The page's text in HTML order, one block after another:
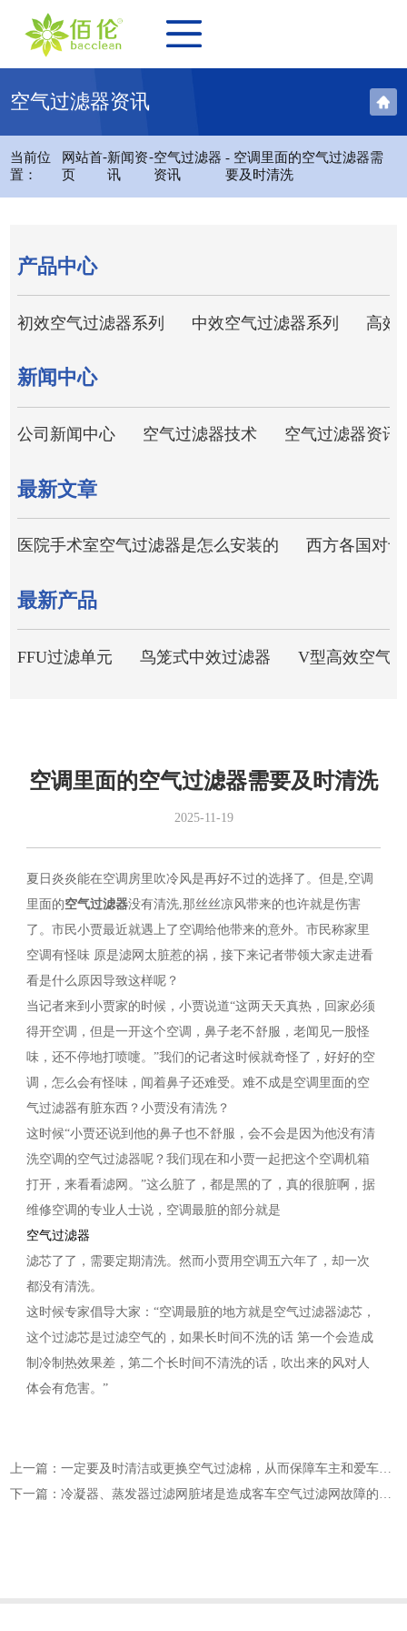
空气过滤器资讯
当前位
置：
网站首
页
-新闻资
讯
-空气过滤器
资讯
- 空调里面的空气过滤器需
要及时清洗
产品中心
初效空气过滤器系列 中效空气过滤器系列 高效
新闻中心
公司新闻中心 空气过滤器技术 空气过滤器资讯
最新文章
医院手术室空气过滤器是怎么安装的 西方各国对
最新产品
FFU过滤单元 鸟笼式中效过滤器 V型高效空气
空调里面的空气过滤器需要及时清洗
2025-11-19
夏日炎炎能在空调房里吹冷风是再好不过的选择了。但是,空调
里面的空气过滤器没有清洗,那丝丝凉风带来的也许就是伤害
了。市民小贾最近就遇上了空调给他带来的意外。市民称家里
空调有怪味 原是滤网太脏惹的祸，接下来记者带领大家走进看
看是什么原因导致这样呢？
当记者来到小贾家的时候，小贾说道“这两天天真热，回家必须
得开空调，但是一开这个空调，鼻子老不舒服，老闻见一股怪
味，还不停地打喷嚏。”我们的记者这时候就奇怪了，好好的空
调，怎么会有怪味，闻着鼻子还难受。难不成是空调里面的空
气过滤器有脏东西？小贾没有清洗？
这时候“小贾还说到他的鼻子也不舒服，会不会是因为他没有清
洗空调的空气过滤器呢？我们现在和小贾一起把这个空调机箱
打开，来看看滤网。”这么脏了，都是黑的了，真的很脏啊，据
维修空调的专业人士说，空调最脏的部分就是
空气过滤器
滤芯了了，需要定期清洗。然而小贾用空调五六年了，却一次
都没有清洗。
这时候专家倡导大家：“空调最脏的地方就是空气过滤器滤芯，
这个过滤芯是过滤空气的，如果长时间不洗的话 第一个会造成
制冷制热效果差，第二个长时间不清洗的话，吹出来的风对人
体会有危害。”
上一篇：一定要及时清洁或更换空气过滤棉，从而保障车主和爱车的“双安全”
下一篇：冷凝器、蒸发器过滤网脏堵是造成客车空气过滤网故障的主要原因